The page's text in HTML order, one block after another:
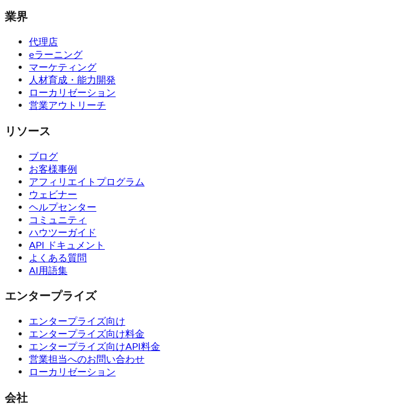
業界
代理店
eラーニング
マーケティング
人材育成・能力開発
ローカリゼーション
営業アウトリーチ
リソース
ブログ
お客様事例
アフィリエイトプログラム
ウェビナー
ヘルプセンター
コミュニティ
ハウツーガイド
API ドキュメント
よくある質問
AI用語集
エンタープライズ
エンタープライズ向け
エンタープライズ向け料金
エンタープライズ向けAPI料金
営業担当へのお問い合わせ
ローカリゼーション
会社